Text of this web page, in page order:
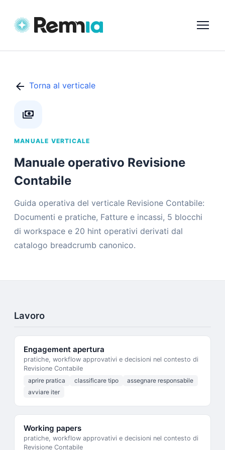
arrow_back Torna al verticale
payments
MANUALE VERTICALE
Manuale operativo Revisione
Contabile
Guida operativa del verticale Revisione Contabile:
Documenti e pratiche, Fatture e incassi, 5 blocchi
di workspace e 20 hint operativi derivati dal
catalogo breadcrumb canonico.
Lavoro
Engagement apertura
pratiche, workflow approvativi e decisioni nel contesto di
Revisione Contabile
aprire pratica
classificare tipo
assegnare responsabile
avviare iter
Working papers
pratiche, workflow approvativi e decisioni nel contesto di
Revisione Contabile